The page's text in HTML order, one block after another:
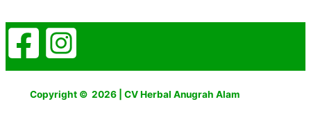
Copyright © 2026 | CV Herbal Anugrah Alam